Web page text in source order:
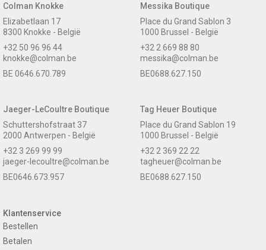
Colman Knokke
Elizabetlaan 17
8300 Knokke - België
+32 50 96 96 44
knokke@colman.be
BE 0646.670.789
Messika Boutique
Place du Grand Sablon 3
1000 Brussel - België
+32 2 669 88 80
messika@colman.be
BE0688.627.150
Jaeger-LeCoultre Boutique
Schuttershofstraat 37
2000 Antwerpen - België
+32 3 269 99 99
jaeger-lecoultre@colman.be
BE0646.673.957
Tag Heuer Boutique
Place du Grand Sablon 19
1000 Brussel - België
+32 2 369 22 22
tagheuer@colman.be
BE0688.627.150
Klantenservice
Bestellen
Betalen